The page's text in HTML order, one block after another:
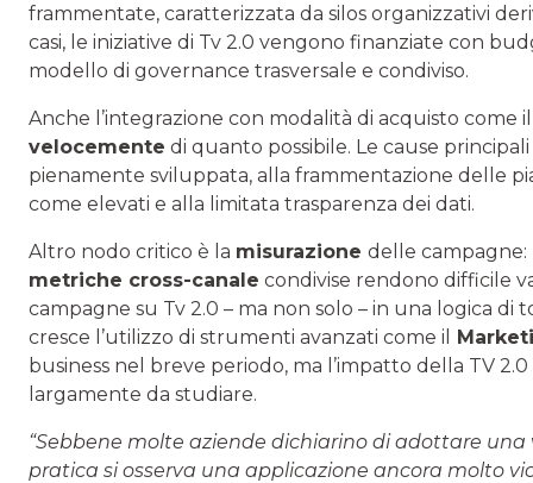
frammentate, caratterizzata da silos organizzativi
casi, le iniziative di Tv 2.0 vengono finanziate con
modello di governance trasversale e condiviso.
Anche l’integrazione con modalità di acquisto come
velocemente di quanto possibile. Le cause
pienamente sviluppata, alla frammentazione delle
come elevati e alla limitata trasparenza dei dati.
Altro nodo critico è la misurazione delle campagne:
metriche cross-canale condivise rendono difficile
campagne su Tv 2.0 – ma non solo – in una logica
cresce l’utilizzo di strumenti avanzati come il
business nel breve periodo, ma l’impatto della TV
largamente da studiare.
“Sebbene molte aziende dichiarino di adottare
pratica si osserva una applicazione ancora molto